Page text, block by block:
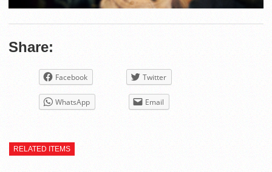
Share:
Facebook Twitter
WhatsApp Email
RELATED ITEMS